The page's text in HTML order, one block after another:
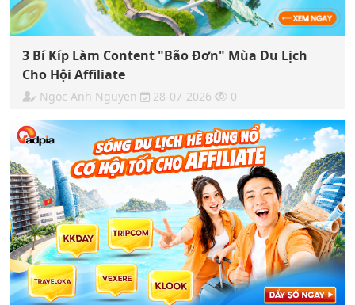
3 Bí Kíp Làm Content "Bão Đơn" Mùa Du Lịch
Cho Hội Affiliate
Ngoc Anh Nguyen 28-07-2026 0